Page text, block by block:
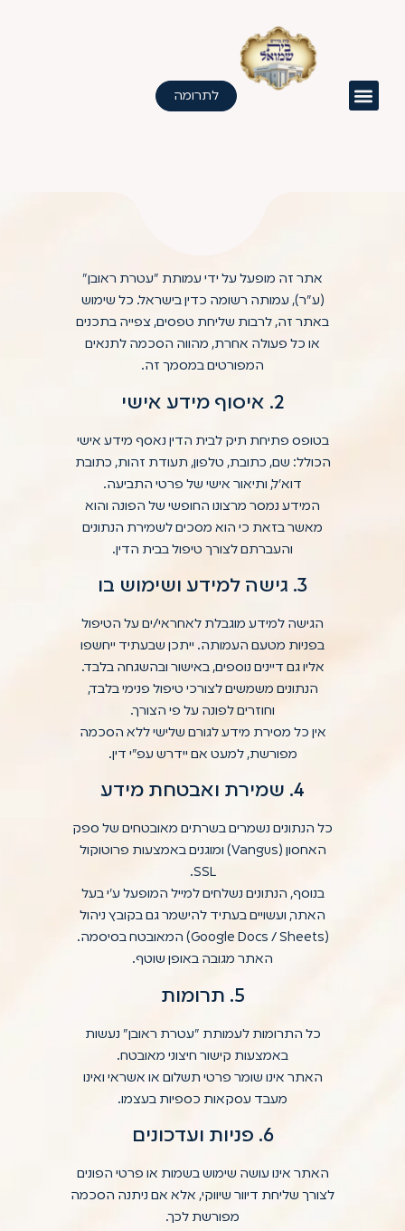
לתרומה
תנאי השימוש ומדיניות
הפרטיות
תנאי שימוש ומדיניות
אתר זה מופעל על ידי עמותת "עטרת ראובן"
(ע"ר), עמותה רשומה כדין בישראל. כל שימוש
באתר זה, לרבות שליחת טפסים, צפייה בתכנים
או כל פעולה אחרת, מהווה הסכמה לתנאים
המפורטים במסמך זה.
2. איסוף מידע אישי
בטופס פתיחת תיק לבית הדין נאסף מידע אישי
הכולל: שם, כתובת, טלפון, תעודת זהות, כתובת
דוא״ל, ותיאור אישי של פרטי התביעה.
המידע נמסר מרצונו החופשי של הפונה והוא
מאשר בזאת כי הוא מסכים לשמירת הנתונים
והעברתם לצורך טיפול בבית הדין.
3. גישה למידע ושימוש בו
הגישה למידע מוגבלת לאחראי/ים על הטיפול
בפניות מטעם העמותה. ייתכן שבעתיד ייחשפו
אליו גם דיינים נוספים, באישור ובהשגחה בלבד.
הנתונים משמשים לצורכי טיפול פנימי בלבד,
וחוזרים לפונה על פי הצורך.
אין כל מסירת מידע לגורם שלישי ללא הסכמה
מפורשת, למעט אם יידרש עפ"י דין.
4. שמירת ואבטחת מידע
כל הנתונים נשמרים בשרתים מאובטחים של ספק
האחסון (Vangus) ומוגנים באמצעות פרוטוקול
SSL.
בנוסף, הנתונים נשלחים למייל המופעל ע״י בעל
האתר, ועשויים בעתיד להישמר גם בקובץ ניהול
(Google Docs / Sheets) המאובטח בסיסמה.
האתר מגובה באופן שוטף.
5. תרומות
כל התרומות לעמותת "עטרת ראובן" נעשות
באמצעות קישור חיצוני מאובטח.
האתר אינו שומר פרטי תשלום או אשראי ואינו
מעבד עסקאות כספיות בעצמו.
6. פניות ועדכונים
האתר אינו עושה שימוש בשמות או פרטי הפונים
לצורך שליחת דיוור שיווקי, אלא אם ניתנה הסכמה
מפורשת לכך.